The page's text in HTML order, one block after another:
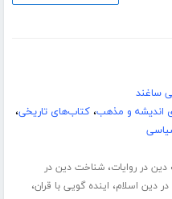
ساغند
اندیشه و مذهب،کتاب‌های تاریخی،
در روایات،شناخت دین در
دین اسلام، اینده گویی با قران،